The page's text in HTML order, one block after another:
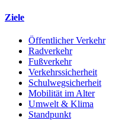
Ziele
Öffentlicher Verkehr
Radverkehr
Fußverkehr
Verkehrssicherheit
Schulwegsicherheit
Mobilität im Alter
Umwelt & Klima
Standpunkt